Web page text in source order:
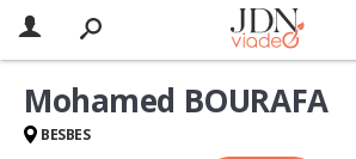
Mohamed BOURAFA
BESBES